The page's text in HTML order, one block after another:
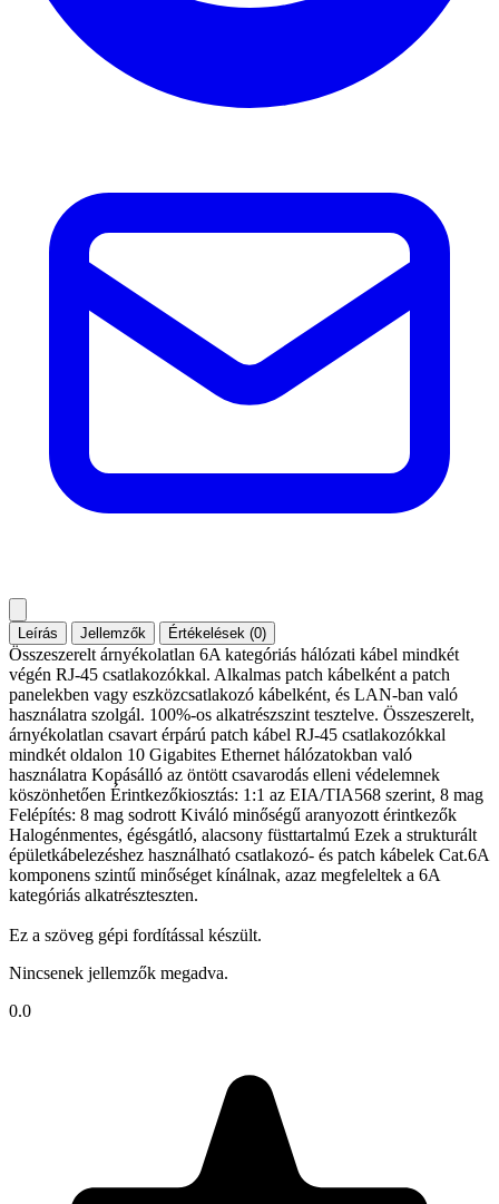
Leírás Jellemzők Értékelések (0)
Összeszerelt árnyékolatlan 6A kategóriás hálózati kábel mindkét
végén RJ-45 csatlakozókkal. Alkalmas patch kábelként a patch
panelekben vagy eszközcsatlakozó kábelként, és LAN-ban való
használatra szolgál. 100%-os alkatrészszint tesztelve. Összeszerelt,
árnyékolatlan csavart érpárú patch kábel RJ-45 csatlakozókkal
mindkét oldalon 10 Gigabites Ethernet hálózatokban való
használatra Kopásálló az öntött csavarodás elleni védelemnek
köszönhetően Érintkezőkiosztás: 1:1 az EIA/TIA568 szerint, 8 mag
Felépítés: 8 mag sodrott Kiváló minőségű aranyozott érintkezők
Halogénmentes, égésgátló, alacsony füsttartalmú Ezek a strukturált
épületkábelezéshez használható csatlakozó- és patch kábelek Cat.6A
komponens szintű minőséget kínálnak, azaz megfeleltek a 6A
kategóriás alkatrészteszten.
Ez a szöveg gépi fordítással készült.
Nincsenek jellemzők megadva.
0.0